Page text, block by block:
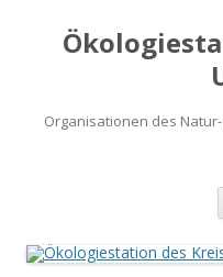
Organisationen des